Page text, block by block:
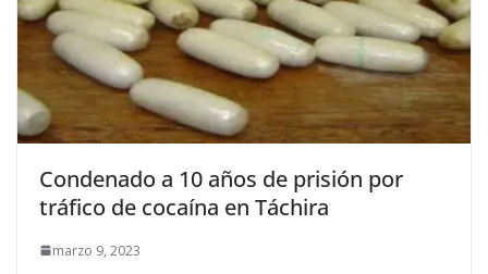
Condenado a 10 años de prisión por
tráfico de cocaína en Táchira
marzo 9, 2023